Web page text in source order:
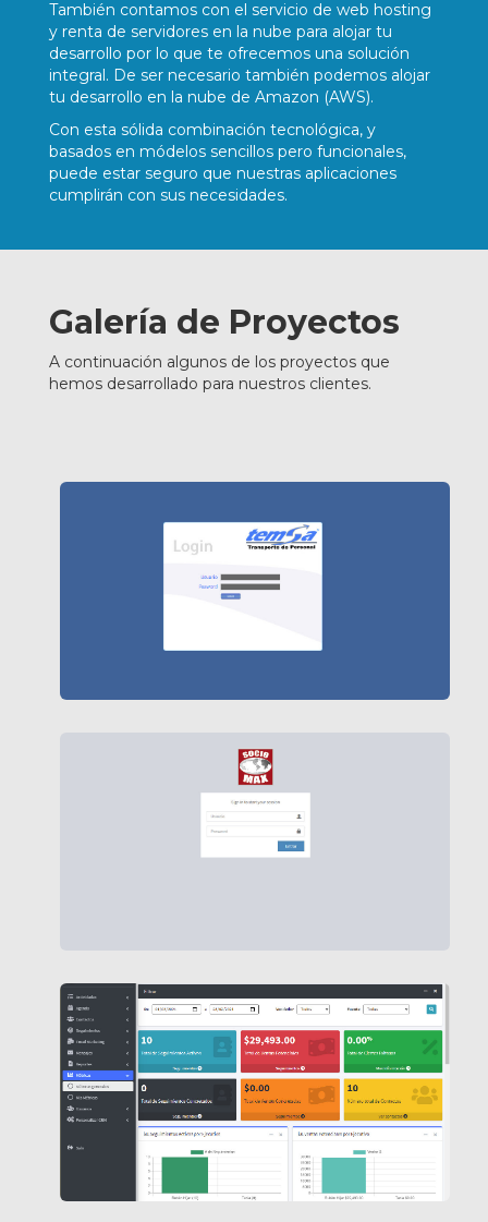
También contamos con el servicio de web hosting
y renta de servidores en la nube para alojar tu
desarrollo por lo que te ofrecemos una solución
integral. De ser necesario también podemos alojar
tu desarrollo en la nube de Amazon (AWS).
Con esta sólida combinación tecnológica, y
basados en módelos sencillos pero funcionales,
puede estar seguro que nuestras aplicaciones
cumplirán con sus necesidades.
Galería de Proyectos
A continuación algunos de los proyectos que
hemos desarrollado para nuestros clientes.